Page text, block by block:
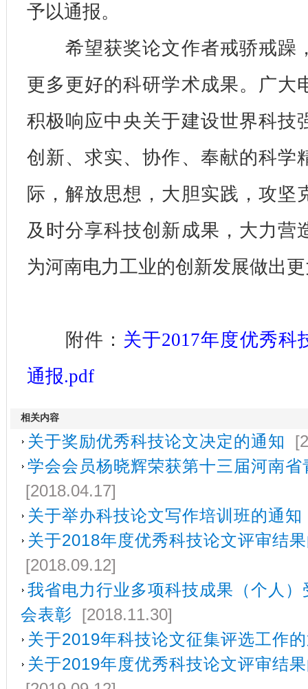
予以通报。
希望获奖论文作者戒骄戒躁
更多更好的科研学术成果。广大
积极响应中央关于建设世界科技
创新、求实、协作、奉献的科学
际，解放思想，大胆实践，攻坚
及时分享科技创新成果，大力营
为河南电力工业的创新发展做出
附件： 关于2017年度优秀科
通报.pdf
相关内容
关于奖励优秀科技论文决定的通知
学会会员杨晓辉荣获第十三届河南省
[2018.04.17]
关于举办科技论文写作培训班的通知
关于2018年度优秀科技论文评审结
[2018.09.12]
我省电力行业多项科技成果（个人
会表彰 [2018.11.30]
关于2019年科技论文征集评选工作
关于2019年度优秀科技论文评审结